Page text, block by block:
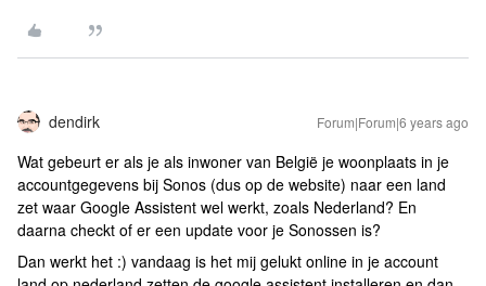
dendirk Forum|Forum|6 years ago
Wat gebeurt er als je als inwoner van België je woonplaats in je
accountgegevens bij Sonos (dus op de website) naar een land
zet waar Google Assistent wel werkt, zoals Nederland? En
daarna checkt of er een update voor je Sonossen is?
Dan werkt het :) vandaag is het mij gelukt online in je account